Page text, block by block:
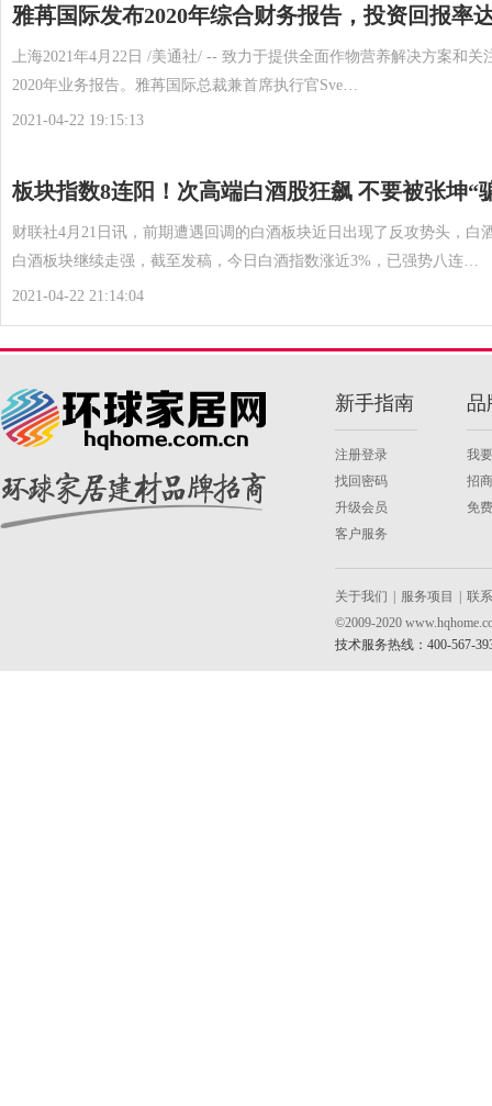
雅苒国际发布2020年综合财务报告，投资回报率
上海2021年4月22日 /美通社/ -- 致力于提供全面作物营养解决方案和
2020年业务报告。雅苒国际总裁兼首席执行官Sve…
2021-04-22 19:15:13
板块指数8连阳！次高端白酒股狂飙 不要被张坤“
财联社4月21日讯，前期遭遇回调的白酒板块近日出现了反攻势头，
白酒板块继续走强，截至发稿，今日白酒指数涨近3%，已强势八连…
2021-04-22 21:14:04
新手指南
注册登录
找回密码
升级会员
客户服务
品
我
招
免
关于我们 服务项目
联
©2009-2020
技术服务热线：400-567-